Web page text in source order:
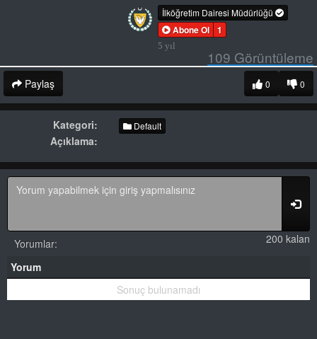
İlköğretim Dairesi Müdürlüğü
Abone Ol 1
5 yıl
109 Görüntüleme
Paylaş 0
0
Kategori: Default
Açıklama:
200 kalan
Yorumlar:
Yorum
Sonuç bulunamadı